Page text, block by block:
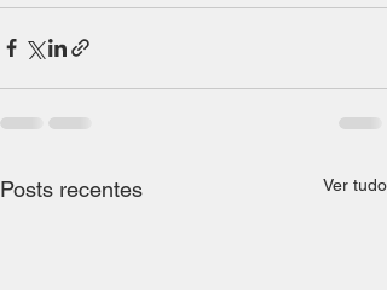
Posts recentes Ver tudo